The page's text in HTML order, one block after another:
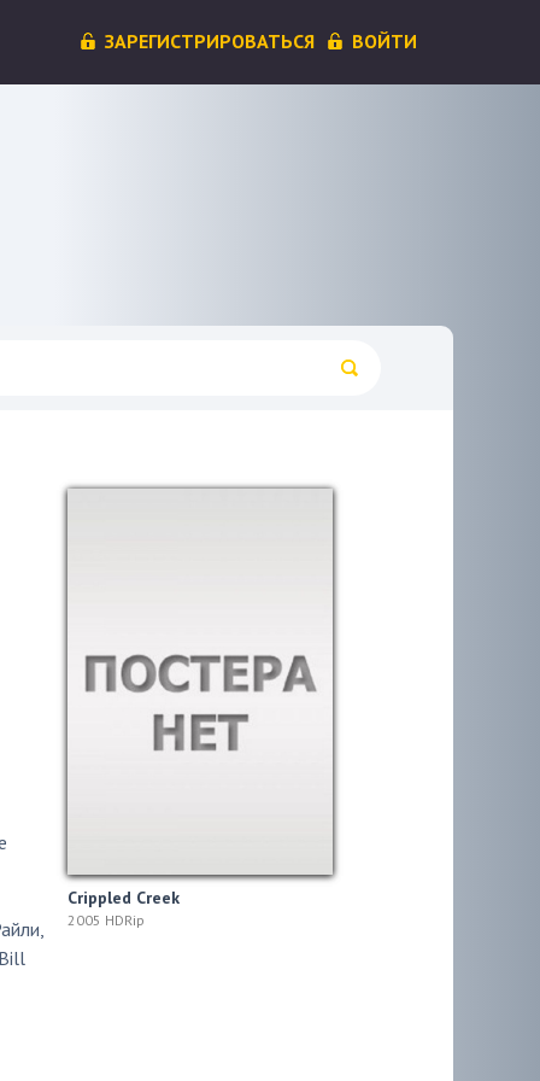
ЗАРЕГИСТРИРОВАТЬСЯ ВОЙТИ
,
Crippled Creek
2005 HDRip